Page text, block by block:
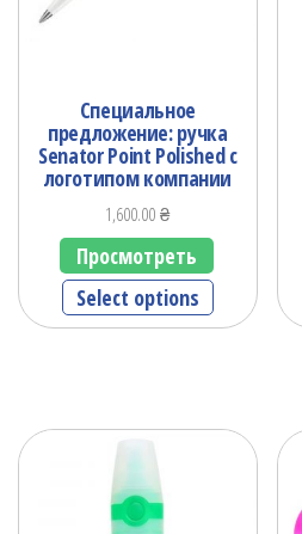
Специальное
предложение: ручка
Senator Point Polished c
логотипом компании
1,600.00₴
Просмотреть
Select options